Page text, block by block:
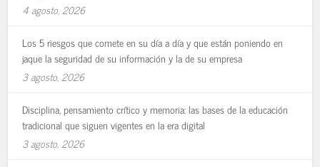
4 agosto, 2026
Los 5 riesgos que comete en su día a día y que están poniendo en
jaque la seguridad de su información y la de su empresa
3 agosto, 2026
Disciplina, pensamiento crítico y memoria: las bases de la educación
tradicional que siguen vigentes en la era digital
3 agosto, 2026